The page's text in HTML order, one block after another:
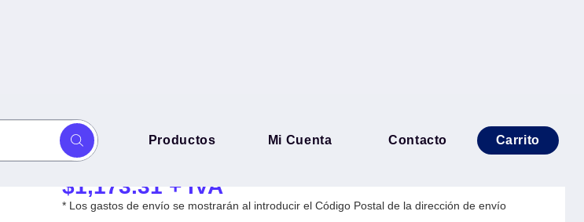
Productos Mi Cuenta Contacto Carrito
ZK rollo termico ROLLO80 80 70mm 50
rolls/box -
$1,173.31 + IVA
* Los gastos de envío se mostrarán al introducir el Código Postal de la dirección de envío